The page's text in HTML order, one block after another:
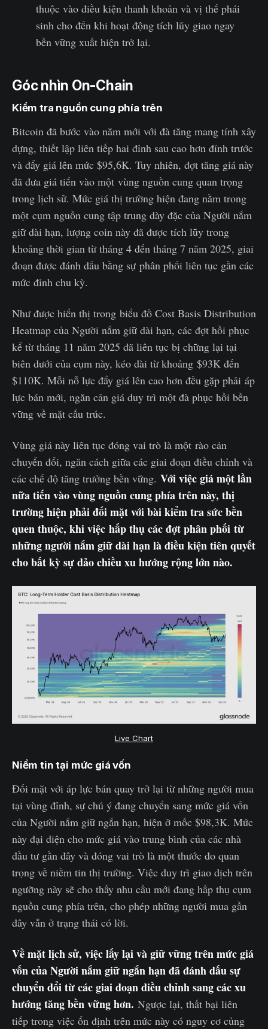
thuộc vào điều kiện thanh khoản và vị thế phái
sinh cho đến khi hoạt động tích lũy giao ngay
bền vững xuất hiện trở lại.
Góc nhìn On-Chain
Kiểm tra nguồn cung phía trên
Bitcoin đã bước vào năm mới với đà tăng mang tính xây
dựng, thiết lập liên tiếp hai đỉnh sau cao hơn đỉnh trước
và đẩy giá lên mức $95,6K. Tuy nhiên, đợt tăng giá này
đã đưa giá tiến vào một vùng nguồn cung quan trọng
trong lịch sử. Mức giá thị trường hiện đang nằm trong
một cụm nguồn cung tập trung dày đặc của Người nắm
giữ dài hạn, lượng coin này đã được tích lũy trong
khoảng thời gian từ tháng 4 đến tháng 7 năm 2025, giai
đoạn được đánh dấu bằng sự phân phối liên tục gần các
mức đỉnh chu kỳ.
Như được hiển thị trong biểu đồ Cost Basis Distribution
Heatmap của Người nắm giữ dài hạn, các đợt hồi phục
kể từ tháng 11 năm 2025 đã liên tục bị chững lại tại
biên dưới của cụm này, kéo dài từ khoảng $93K đến
$110K. Mỗi nỗ lực đẩy giá lên cao hơn đều gặp phải áp
lực bán mới, ngăn cản giá duy trì một đà phục hồi bền
vững về mặt cấu trúc.
Vùng giá này liên tục đóng vai trò là một rào cản
chuyển đổi, ngăn cách giữa các giai đoạn điều chỉnh và
các chế độ tăng trưởng bền vững. Với việc giá một lần
nữa tiến vào vùng nguồn cung phía trên này, thị
trường hiện phải đối mặt với bài kiểm tra sức bền
quen thuộc, khi việc hấp thụ các đợt phân phối từ
những người nắm giữ dài hạn là điều kiện tiên quyết
cho bất kỳ sự đảo chiều xu hướng rộng lớn nào.
Live Chart
Niềm tin tại mức giá vốn
Đối mặt với áp lực bán quay trở lại từ những người mua
tại vùng đỉnh, sự chú ý đang chuyển sang mức giá vốn
của Người nắm giữ ngắn hạn, hiện ở mốc $98,3K. Mức
này đại diện cho mức giá vào trung bình của các nhà
đầu tư gần đây và đóng vai trò là một thước đo quan
trọng về niềm tin thị trường. Việc duy trì giao dịch trên
ngưỡng này sẽ cho thấy nhu cầu mới đang hấp thụ cụm
nguồn cung phía trên, cho phép những người mua gần
đây vẫn ở trạng thái có lời.
Về mặt lịch sử, việc lấy lại và giữ vững trên mức giá
vốn của Người nắm giữ ngắn hạn đã đánh dấu sự
chuyển đổi từ các giai đoạn điều chỉnh sang các xu
hướng tăng bền vững hơn. Ngược lại, thất bại liên
tiếp trong việc ổn định trên mức này có nguy cơ củng